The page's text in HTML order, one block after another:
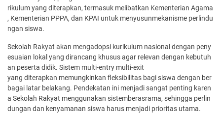
rikulum yang diterapkan, termasuk melibatkan Kementerian Agama
, Kementerian PPPA, dan KPAI untuk menyusunmekanisme perlindu
ngan siswa.
Sekolah Rakyat akan mengadopsi kurikulum nasional dengan peny
esuaian lokal yang dirancang khusus agar relevan dengan kebutuh
an peserta didik. Sistem multi-entry multi-exit
yang diterapkan memungkinkan fleksibilitas bagi siswa dengan ber
bagai latar belakang. Pendekatan ini menjadi sangat penting karen
a Sekolah Rakyat menggunakan sistemberasrama, sehingga perlin
dungan dan kenyamanan siswa harus menjadi prioritas utama.